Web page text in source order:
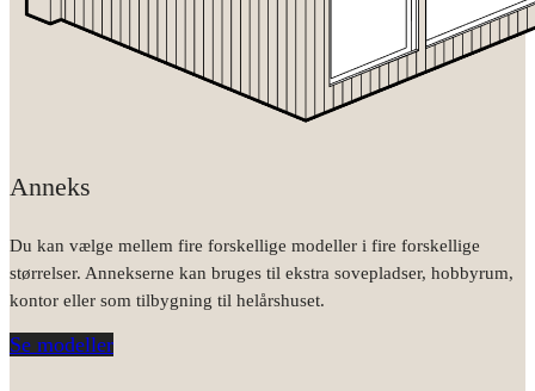
Anneks
Du kan vælge mellem fire forskellige modeller i fire forskellige
størrelser. Annekserne kan bruges til ekstra sovepladser, hobbyrum,
kontor eller som tilbygning til helårshuset.
Se modeller